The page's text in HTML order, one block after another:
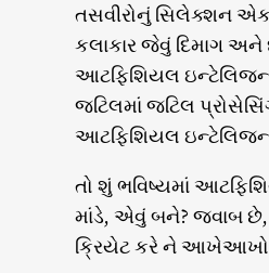
તસવીરોનું સિલેક્શન એક
કલાકાર જેવું દિમાગ
આટફિશિયલ
જટિલમાં જટિલ
આટફિશિયલ
તો શું ભવિષ્યમાં
માંડે, એવું બને? જવાબ
ક્રિયેટ કરે ને આખેઆખો